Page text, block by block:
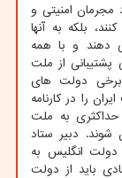
مجرمان امنیتی و
بلکه به آنها
دهند و با همه
پشتیبانی از ملت
برخی دولت های
را در کارنامه
حداکثری به ملت
دبیر ستاد
دولت انگلیس به
باید از دولت